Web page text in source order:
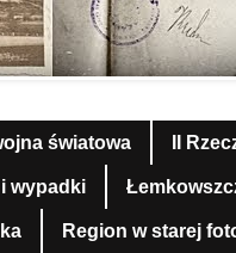
światowa II
wypadki
Region w starej